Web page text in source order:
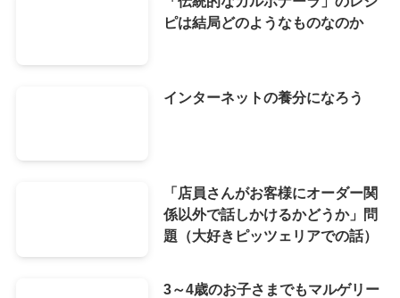
ピは結局どのようなものなのか
インターネットの養分になろう
「店員さんがお客様にオーダー関
係以外で話しかけるかどうか」問
題（大好きピッツェリアでの話）
3～4歳のお子さまでもマルゲリー